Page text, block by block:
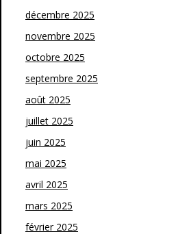
décembre 2025
novembre 2025
octobre 2025
septembre 2025
août 2025
juillet 2025
juin 2025
mai 2025
avril 2025
mars 2025
février 2025